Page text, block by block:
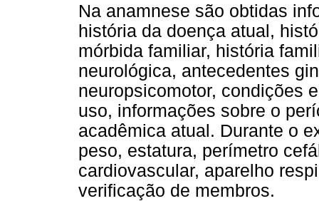
Na anamnese são obtidas
história da doença atual,
mórbida familiar, história
neurológica, antecedentes
neuropsicomotor, condições
uso, informações sobre o
acadêmica atual. Durante o
peso, estatura, perímetro
cardiovascular, aparelho
verificação de membros.